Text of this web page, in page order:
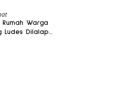
Warga
Ludes Dilalap